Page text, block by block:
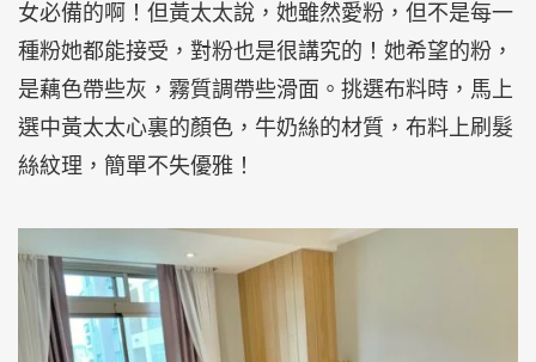
女必備的啊！但黃太太說，她雖然愛粉，但不是每一
種粉她都能接受，對粉也是很講究的！她希望的粉，
是藕色帶些灰，霧質調帶些滑面。挑選布料時，馬上
選中黃太太心裏的顏色，牛奶絲的材質，布料上刷髮
絲紋理，簡單不失優雅！